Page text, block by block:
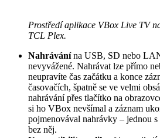
Prostředí aplikace VBox Live TV
TCL Plex.
Nahrávánína USB, SD nebo
nevyvážené. Nahrávat lze přímo
neupravíte čas začátku a konce
časovačích, špatně se ve velmi
nahrávání přes tlačítko na
si ho VBox nevšímal a záznam
pojmenovával nahrávky – jednou
bez něj.